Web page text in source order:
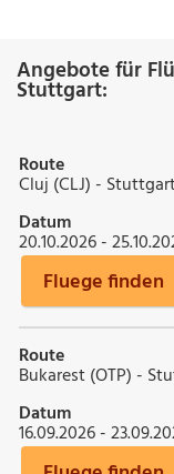
Angebote für
Stuttgart:
Route
Cluj (CLJ) -
Datum
20.10.2026 -
Fluege finden
Route
Bukarest (OTP) -
Datum
16.09.2026 -